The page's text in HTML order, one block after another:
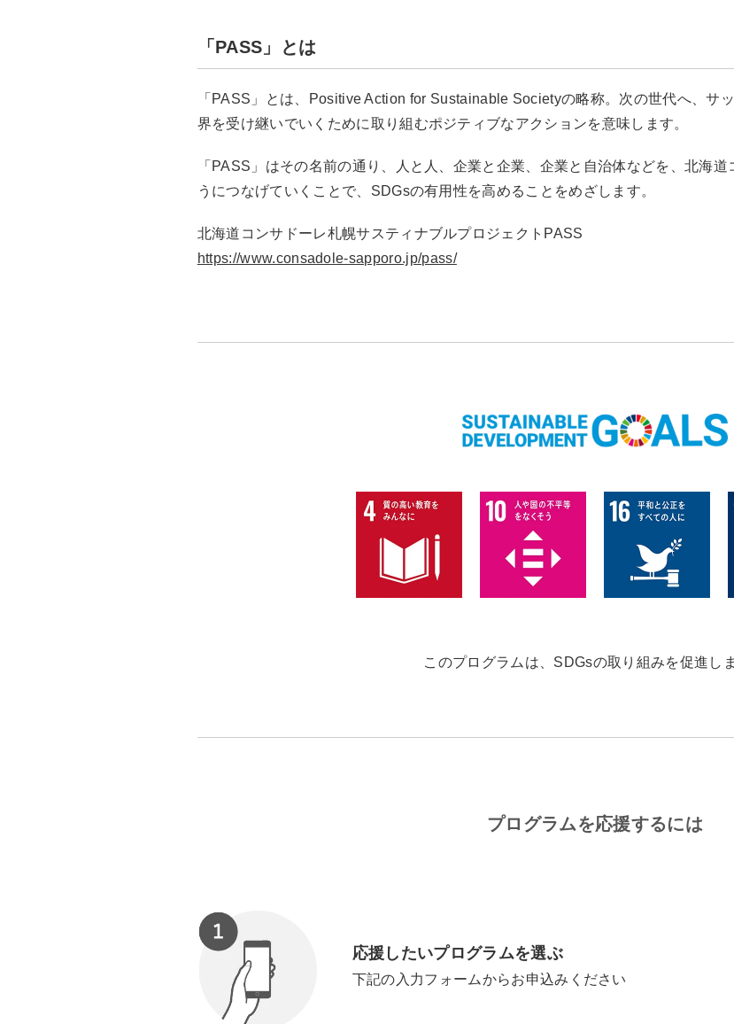
「PASS」とは
「PASS」とは、Positive Action for Sustainable Societyの略称。次の世代へ、サ
界を受け継いでいくために取り組むポジティブなアクションを意味します。
「PASS」はその名前の通り、人と人、企業と企業、企業と自治体などを、北海
うにつなげていくことで、SDGsの有用性を高めることをめざします。
北海道コンサドーレ札幌サスティナブルプロジェクトPASS
https://www.consadole-sapporo.jp/pass/
このプログラムは、SDGsの取り組みを促進しま
プログラムを応援するには
応援したいプログラムを選ぶ
下記の入力フォームからお申込みください